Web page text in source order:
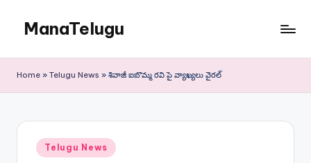
content
ManaTelugu
Cinema,
Updates
Home » Telugu News » శివాజీ ఐబొమ్మ రవి పై వ్యాఖ్యలు వైరల్
Posted
in
Telugu News